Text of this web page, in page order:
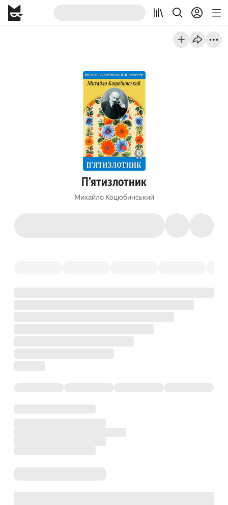
П’ятизлотник
Михайло Коцюбинський